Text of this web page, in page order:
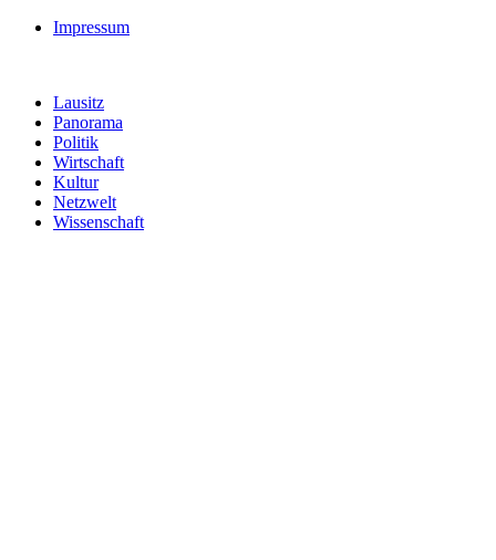
Impressum
Lausitz
Panorama
Politik
Wirtschaft
Kultur
Netzwelt
Wissenschaft